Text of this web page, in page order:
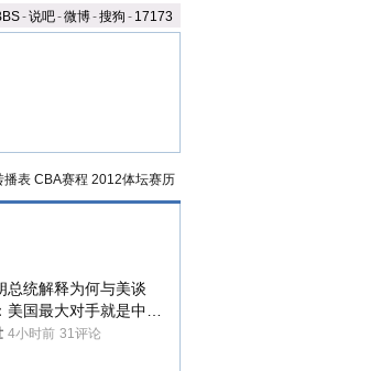
-说吧-微博-搜狗 - 17173
播表 CBA赛程 2012体坛赛历
总统解释为何与美谈
美国最大对手就是中
但他们也在对话
4小时前 31评论